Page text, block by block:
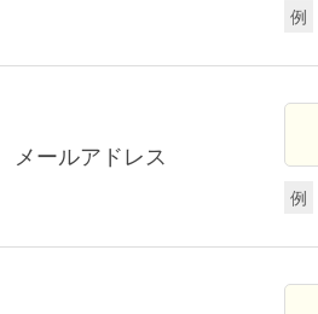
例
メールアドレス
例